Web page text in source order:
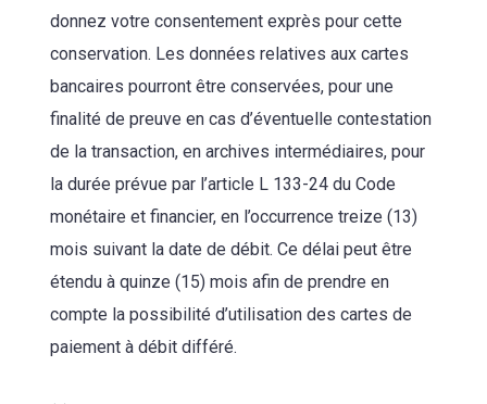
donnez votre consentement exprès pour cette
conservation. Les données relatives aux cartes
bancaires pourront être conservées, pour une
finalité de preuve en cas d’éventuelle contestation
de la transaction, en archives intermédiaires, pour
la durée prévue par l’article L 133-24 du Code
monétaire et financier, en l’occurrence treize (13)
mois suivant la date de débit. Ce délai peut être
étendu à quinze (15) mois afin de prendre en
compte la possibilité d’utilisation des cartes de
paiement à débit différé.